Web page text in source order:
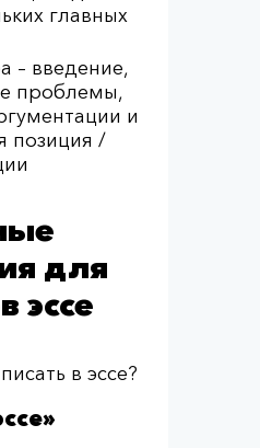
главных
– введение,
проблемы,
и
позиция /
для
эссе
в эссе?